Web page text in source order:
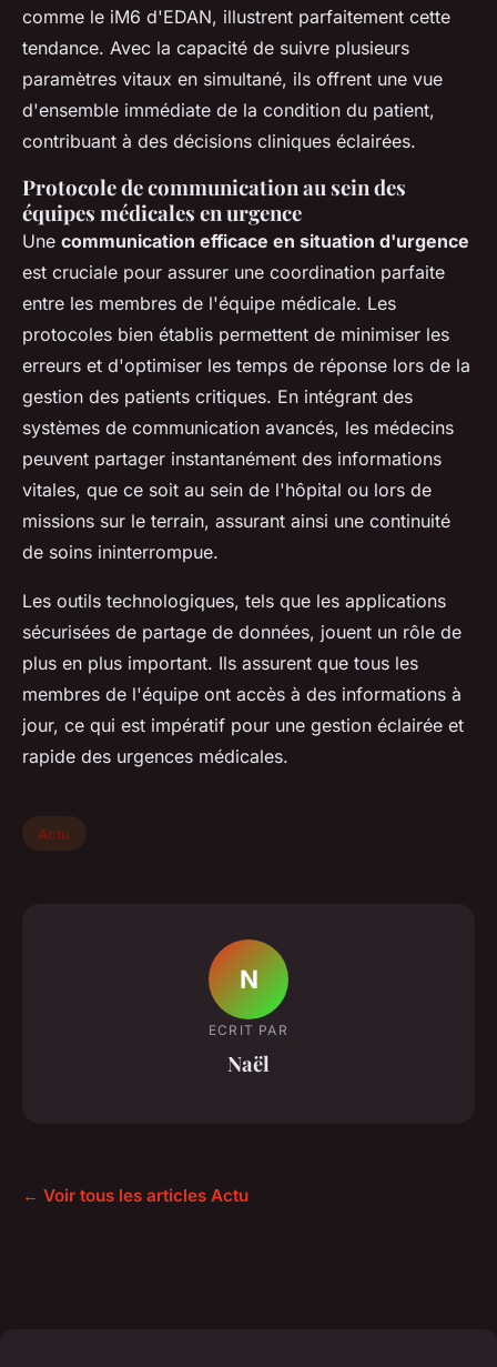
comme le iM6 d'EDAN, illustrent parfaitement cette
tendance. Avec la capacité de suivre plusieurs
paramètres vitaux en simultané, ils offrent une vue
d'ensemble immédiate de la condition du patient,
contribuant à des décisions cliniques éclairées.
Protocole de communication au sein des
équipes médicales en urgence
Une communication efficace en situation d'urgence
est cruciale pour assurer une coordination parfaite
entre les membres de l'équipe médicale. Les
protocoles bien établis permettent de minimiser les
erreurs et d'optimiser les temps de réponse lors de la
gestion des patients critiques. En intégrant des
systèmes de communication avancés, les médecins
peuvent partager instantanément des informations
vitales, que ce soit au sein de l'hôpital ou lors de
missions sur le terrain, assurant ainsi une continuité
de soins ininterrompue.
Les outils technologiques, tels que les applications
sécurisées de partage de données, jouent un rôle de
plus en plus important. Ils assurent que tous les
membres de l'équipe ont accès à des informations à
jour, ce qui est impératif pour une gestion éclairée et
rapide des urgences médicales.
Actu
N
ECRIT PAR
Naël
← Voir tous les articles Actu